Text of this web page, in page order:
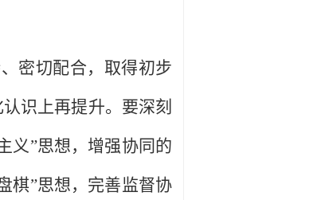
密切配合，取得初步
识上再提升。要深刻
义”思想，增强协同的
棋”思想，完善监督协